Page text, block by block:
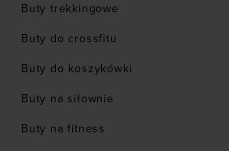
Buty trekkingowe
Buty do crossfitu
Buty do koszykówki
Buty na siłownie
Buty na fitness